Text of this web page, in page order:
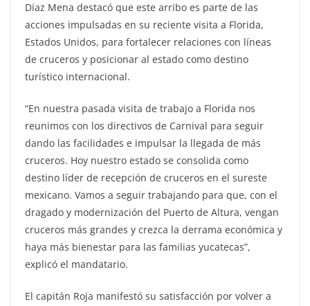
Díaz Mena destacó que este arribo es parte de las
acciones impulsadas en su reciente visita a Florida,
Estados Unidos, para fortalecer relaciones con líneas
de cruceros y posicionar al estado como destino
turístico internacional.
“En nuestra pasada visita de trabajo a Florida nos
reunimos con los directivos de Carnival para seguir
dando las facilidades e impulsar la llegada de más
cruceros. Hoy nuestro estado se consolida como
destino líder de recepción de cruceros en el sureste
mexicano. Vamos a seguir trabajando para que, con el
dragado y modernización del Puerto de Altura, vengan
cruceros más grandes y crezca la derrama económica y
haya más bienestar para las familias yucatecas”,
explicó el mandatario.
El capitán Roja manifestó su satisfacción por volver a